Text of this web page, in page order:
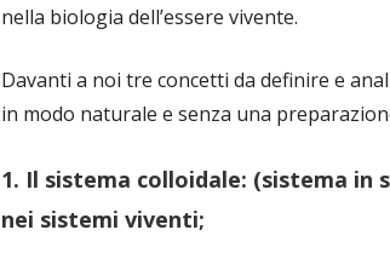
nella biologia dell’essere vivente.
Davanti a noi tre concetti da definire e
in modo naturale e senza una
1. Il sistema colloidale: (sistema in
nei sistemi viventi;